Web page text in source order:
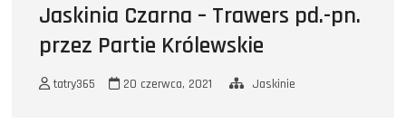
e
Jaskinia Czarna – Trawers pd.-pn.
przez Partie Królewskie
tatry365 20 czerwca, 2021 Jaskinie